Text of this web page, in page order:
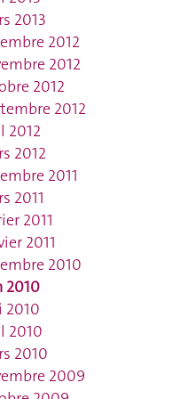
2013
2012
2012
2012
2012
2012
2012
2011
2011
2011
2011
2010
2010
2010
2010
2010
2009